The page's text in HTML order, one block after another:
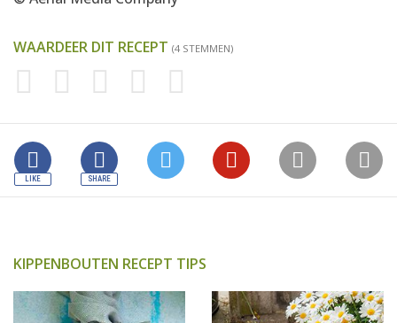
WAARDEER DIT RECEPT (4 STEMMEN)
KIPPENBOUTEN RECEPT TIPS